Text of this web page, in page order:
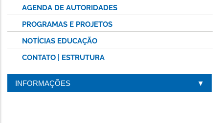
AGENDA DE AUTORIDADES
PROGRAMAS E PROJETOS
NOTÍCIAS EDUCAÇÃO
CONTATO | ESTRUTURA
INFORMAÇÕES